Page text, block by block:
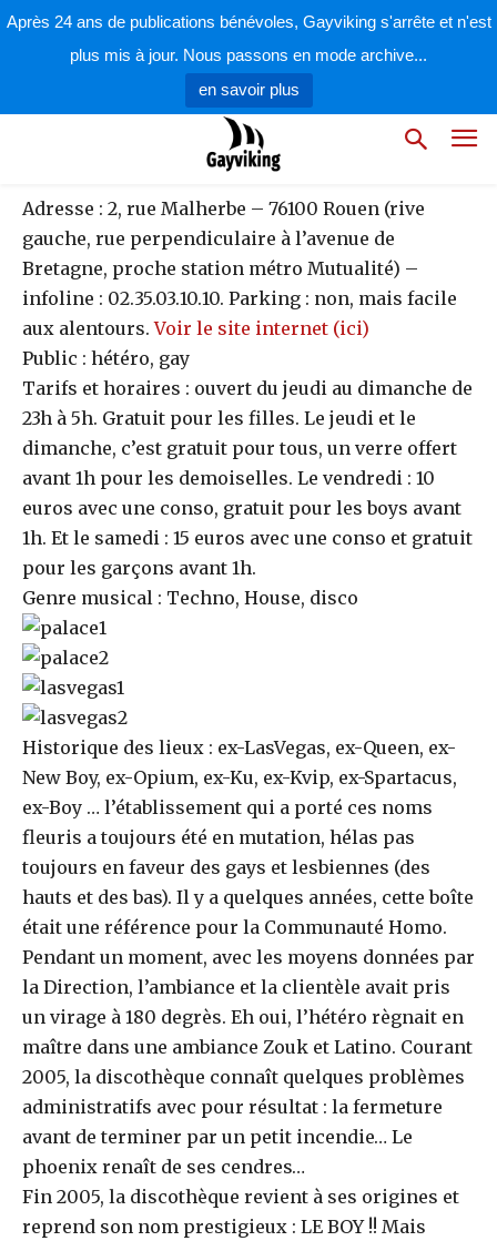
Après 24 ans de publications bénévoles, Gayviking s'arrête et n'est
plus mis à jour. Nous passons en mode archive...
en savoir plus
parla rédaction 18 septembre 2009
Adresse : 2, rue Malherbe – 76100 Rouen (rive
gauche, rue perpendiculaire à l’avenue de
Bretagne, proche station métro Mutualité) –
infoline : 02.35.03.10.10. Parking : non, mais facile
aux alentours.Voir le site internet (ici)
Public : hétéro, gay
Tarifs et horaires : ouvert du jeudi au dimanche de
23h à 5h. Gratuit pour les filles. Le jeudi et le
dimanche, c’est gratuit pour tous, un verre offert
avant 1h pour les demoiselles. Le vendredi : 10
euros avec une conso, gratuit pour les boys avant
1h. Et le samedi : 15 euros avec une conso et gratuit
pour les garçons avant 1h.
Genre musical : Techno, House, disco
Historique des lieux : ex-LasVegas, ex-Queen, ex-
New Boy, ex-Opium, ex-Ku, ex-Kvip, ex-Spartacus,
ex-Boy … l’établissement qui a porté ces noms
fleuris a toujours été en mutation, hélas pas
toujours en faveur des gays et lesbiennes (des
hauts et des bas). Il y a quelques années, cette boîte
était une référence pour la Communauté Homo.
Pendant un moment, avec les moyens données par
la Direction, l’ambiance et la clientèle avait pris
un virage à 180 degrès. Eh oui, l’hétéro règnait en
maître dans une ambiance Zouk et Latino. Courant
2005, la discothèque connaît quelques problèmes
administratifs avec pour résultat : la fermeture
avant de terminer par un petit incendie… Le
phoenix renaît de ses cendres…
Fin 2005, la discothèque revient à ses origines et
reprend son nom prestigieux : LE BOY !! Mais